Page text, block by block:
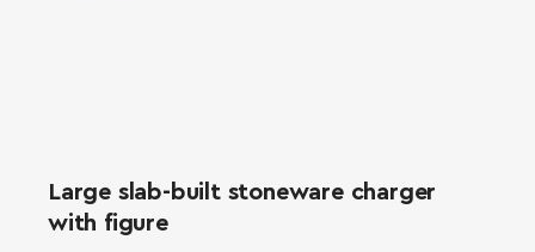
Large slab-built stoneware charger
with figure